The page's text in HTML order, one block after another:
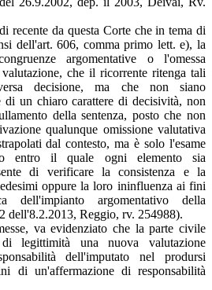
recente da questa Corte che in tema di
dell'art. 606, comma primo lett. e), la
argomentative o l'omessa
che il ricorrente ritenga tali
decisione, ma che non siano
di un chiaro carattere di decisività, non
della sentenza, posto che non
qualunque omissione valutativa
dal contesto, ma è solo l'esame
entro il quale ogni elemento sia
di verificare la consistenza e la
oppure la loro ininfluenza ai fini
dell'impianto argomentativo della
dell'8.2.2013, Reggio, rv. 254988).
va evidenziato che la parte civile
legittimità una nuova valutazione
dell'imputato nel prodursi
di un'affermazione di responsabilità